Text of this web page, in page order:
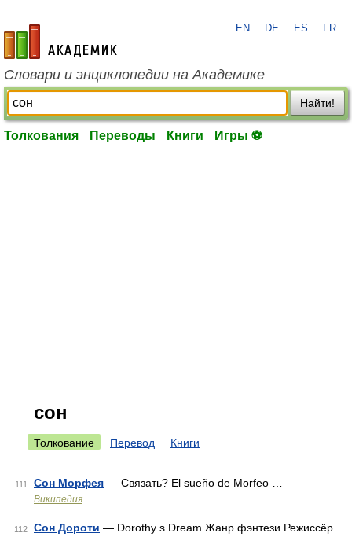
academic.ru
EN DE ES FR
Словари и энциклопедии на Академике
Найти!
Толкования Переводы Книги Игры ⚽
сон
Толкование Перевод Книги
111 Сон Морфея — Связать? El sueño de Morfeo …
Википедия
112 Сон Дороти — Dorothy s Dream Жанр фэнтези Режиссёр